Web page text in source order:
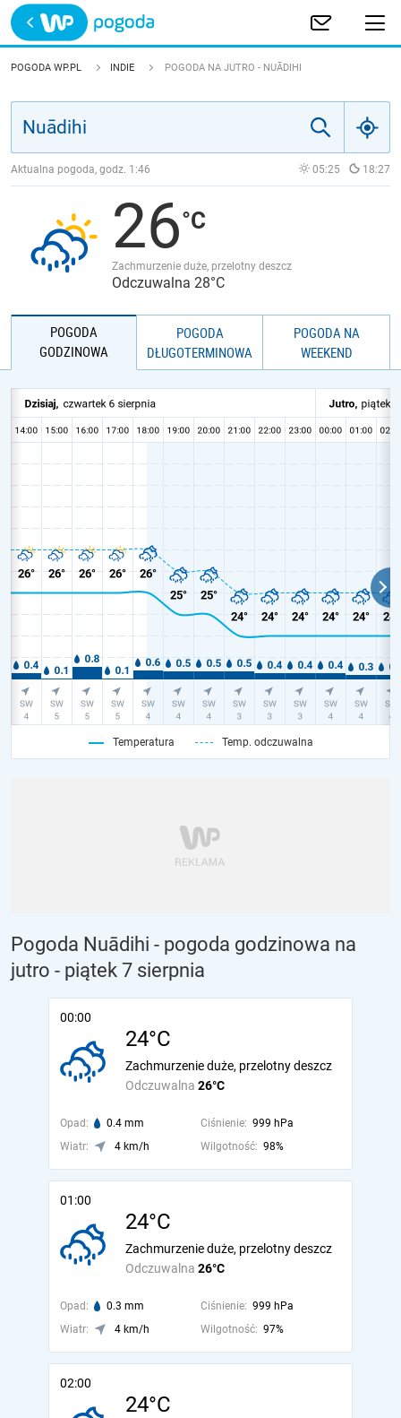
Trwa ładowanie
POLSKA
JAKOŚĆ POWIETRZA
POGODA WP.PL INDIE POGODA NA JUTRO - NUĀDIHI
Aktualna pogoda, godz. 1:46 05:25 18:27
26
Zachmurzenie duże, przelotny deszcz
Odczuwalna 28°C
POGODA
GODZINOWA
POGODA
DŁUGOTERMINOWA
POGODA NA
WEEKEND
Temperatura Temp. odczuwalna
Pogoda Nuādihi - pogoda godzinowa na
jutro - piątek 7 sierpnia
00:00
24°C
Odczuwalna 26°C
Zachmurzenie duże, przelotny deszcz
Opad: 0.4 mm Ciśnienie: 999 hPa
Wiatr:
4 km/h Wilgotność: 98%
01:00
24°C
Odczuwalna 26°C
Zachmurzenie duże, przelotny deszcz
Opad: 0.3 mm Ciśnienie: 999 hPa
Wiatr:
4 km/h Wilgotność: 97%
02:00
24°C